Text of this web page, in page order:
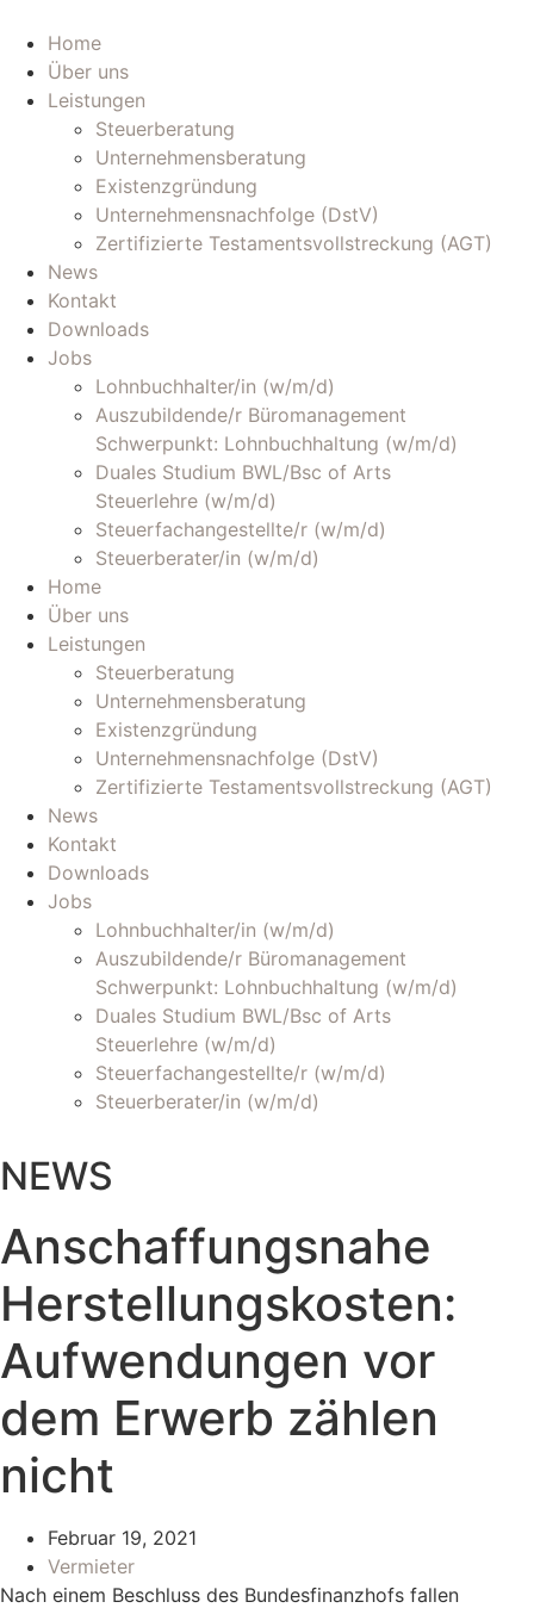
Inhalt
wechseln
Home
Über uns
Leistungen
Steuerberatung
Unternehmensberatung
Existenzgründung
Unternehmensnachfolge (DstV)
Zertifizierte Testamentsvollstreckung (AGT)
News
Kontakt
Downloads
Jobs
Lohnbuchhalter/in (w/m/d)
Auszubildende/r Büromanagement
Schwerpunkt: Lohnbuchhaltung (w/m/d)
Duales Studium BWL/Bsc of Arts
Steuerlehre (w/m/d)
Steuerfachangestellte/r (w/m/d)
Steuerberater/in (w/m/d)
Home
Über uns
Leistungen
Steuerberatung
Unternehmensberatung
Existenzgründung
Unternehmensnachfolge (DstV)
Zertifizierte Testamentsvollstreckung (AGT)
News
Kontakt
Downloads
Jobs
Lohnbuchhalter/in (w/m/d)
Auszubildende/r Büromanagement
Schwerpunkt: Lohnbuchhaltung (w/m/d)
Duales Studium BWL/Bsc of Arts
Steuerlehre (w/m/d)
Steuerfachangestellte/r (w/m/d)
Steuerberater/in (w/m/d)
NEWS
Anschaffungsnahe
Herstellungskosten:
Aufwendungen vor
dem Erwerb zählen
nicht
Februar 19, 2021
Vermieter
Nach einem Beschluss des Bundesfinanzhofs fallen